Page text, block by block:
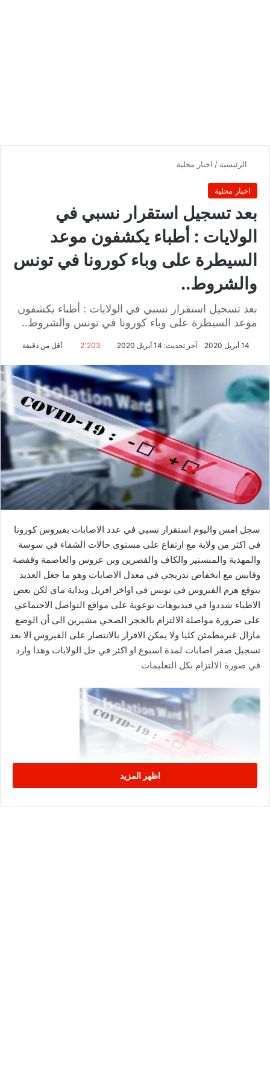
الرئيسية / اخبار محلية
اخبار محلية
بعد تسجيل استقرار نسبي في
الولايات : أطباء يكشفون موعد
السيطرة على وباء كورونا في تونس
والشروط..
بعد تسجيل استقرار نسبي في الولايات : أطباء يكشفون
موعد السيطرة على وباء كورونا في تونس والشروط..
14 أبريل 2020 آخر تحديث: 14 أبريل 2020 2٬203 أقل من دقيقة
سجل امس واليوم استقرار نسبي في عدد الاصابات بفيروس كورونا
في اكثر من ولاية مع ارتفاع على مستوى حالات الشفاء في سوسة
والمهدية والمنستير والكاف والقصرين وبن عروس والعاصمة وقفصة
وقابس مع انخفاض تدريجي في معدل الاصابات وهو ما جعل العديد
يتوقع هزم الفيروس في تونس في اواخر افريل وبداية ماي لكن بعض
الاطباء شددوا في فيديوهات توعوية على مواقع التواصل الاجتماعي
على ضرورة مواصلة الالتزام بالحجر الصحي مشيرين الى أن الوضع
مازال غيرمطمئن كليا ولا يمكن الاقرار بالانتصار على الفيروس الا بعد
تسجيل صفر اصابات لمدة اسبوع او اكثر في جل الولايات وهذا وارد
في صورة الالتزام بكل التعليمات
اظهر المزيد